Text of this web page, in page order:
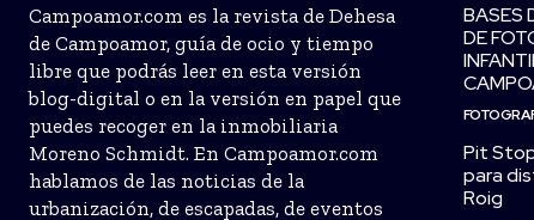
Campoamor.com es la revista de Dehesa
de Campoamor, guía de ocio y tiempo
libre que podrás leer en esta versión
blog-digital o en la versión en papel que
puedes recoger en la inmobiliaria
Moreno Schmidt. En Campoamor.com
hablamos de las noticias de la
urbanización, de escapadas, de eventos
BASES
DE
Pit
para
Roig